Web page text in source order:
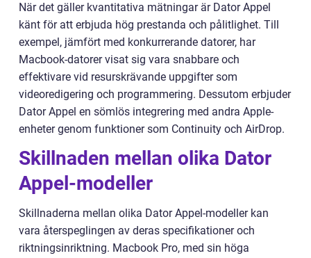
När det gäller kvantitativa mätningar är Dator Appel
känt för att erbjuda hög prestanda och pålitlighet. Till
exempel, jämfört med konkurrerande datorer, har
Macbook-datorer visat sig vara snabbare och
effektivare vid resurskrävande uppgifter som
videoredigering och programmering. Dessutom erbjuder
Dator Appel en sömlös integrering med andra Apple-
enheter genom funktioner som Continuity och AirDrop.
Skillnaden mellan olika Dator
Appel-modeller
Skillnaderna mellan olika Dator Appel-modeller kan
vara återspeglingen av deras specifikationer och
riktningsinriktning. Macbook Pro, med sin höga